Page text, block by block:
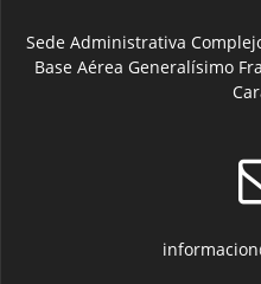
Sede Administrativa
Base Aérea Generalísimo